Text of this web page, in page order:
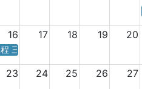
16 17 18 19 20
三天／六天 時間表
23 24 25 26 27